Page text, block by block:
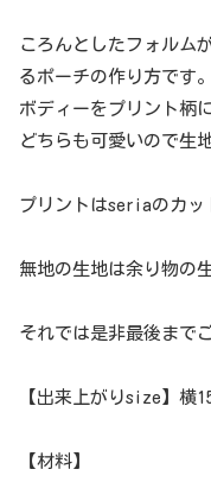
ころんとしたフォルム
るポーチの作り方です。
ボディーをプリント柄
どちらも可愛いので生
プリントはseriaのカッ
無地の生地は余り物の
それでは是非最後まで
【出来上がりsize】
【材料】